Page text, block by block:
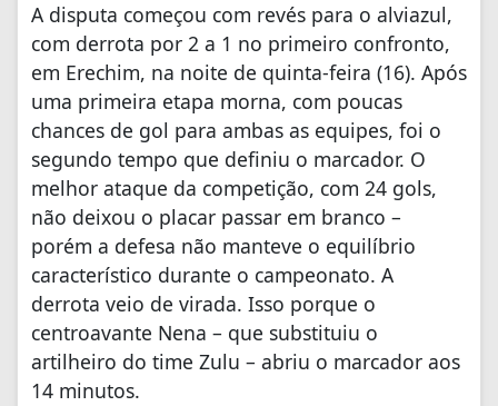
A disputa começou com revés para o alviazul,
com derrota por 2 a 1 no primeiro confronto,
em Erechim, na noite de quinta-feira (16). Após
uma primeira etapa morna, com poucas
chances de gol para ambas as equipes, foi o
segundo tempo que definiu o marcador. O
melhor ataque da competição, com 24 gols,
não deixou o placar passar em branco –
porém a defesa não manteve o equilíbrio
característico durante o campeonato. A
derrota veio de virada. Isso porque o
centroavante Nena – que substituiu o
artilheiro do time Zulu – abriu o marcador aos
14 minutos.